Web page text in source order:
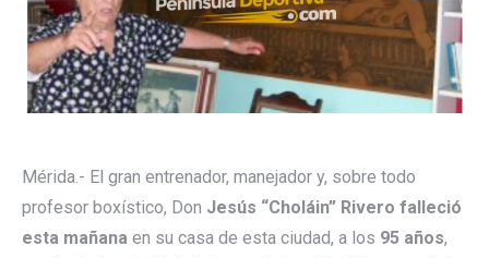
Mérida.- El gran entrenador, manejador y, sobre todo
profesor boxístico, Don Jesús “Choláin” Rivero falleció
esta mañana en su casa de esta ciudad, a los 95 años,